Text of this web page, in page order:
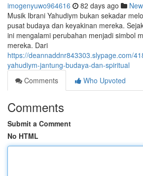
imogenyuwo964616 82 days ago
Musik Ibrani Yahudiym bukan sekadar
pusat budaya dan keyakinan mereka.
ini mengalami perubahan menjadi simbol
mereka. Dari
https://deannaddnr843303.slypage.com/
yahudiym-jantung-budaya-dan-spiritual
Comments
Who Upvoted
Comments
Submit a Comment
No HTML